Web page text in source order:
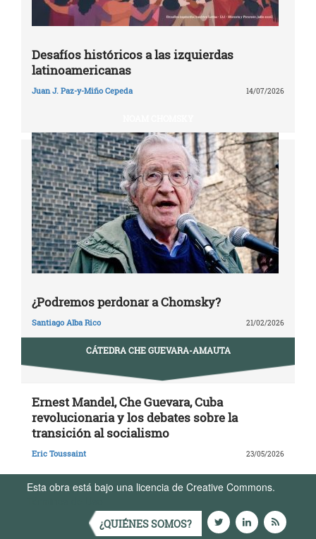
Desafíos históricos a las izquierdas
latinoamericanas
Juan J. Paz-y-Miño Cepeda 14/07/2026
¿Podremos perdonar a Chomsky?
Santiago Alba Rico 21/02/2026
CÁTEDRA CHE GUEVARA-AMAUTA
Ernest Mandel, Che Guevara, Cuba
revolucionaria y los debates sobre la
transición al socialismo
Eric Toussaint 23/05/2026
Esta obra está bajo una licencia de Creative Commons.
¿QUIÉNES SOMOS?